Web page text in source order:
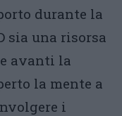
durante la
sia una risorsa
avanti la
la mente a
i